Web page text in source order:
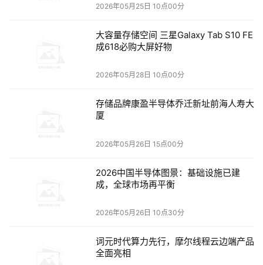
失。准CDP是指接近持续数据保护，数据备份存在延时，也
求以及灾备策略的不一样，CDP技术方案选择有很大自主
势将是以真CDP为主。 在市场方面，真CDP技术方案的厂
在不影响主要数据运行的前提下，将变化的数据实时复制到
灾备中心的同时也将数据的任何变化以日志方式记录下来，
实现对数据变化的可回溯性；也可在任何情况下依据数据变
到异常点之前。 在专业的灾备领域，CDP技术的应用不仅
仅是为了防止勒索病毒对数据的加密，还要防止人为误操
作、系统崩溃、系统升级失败等潜在威胁事件的发生。在此
地容灾，对灾备项目的RTO与RPO进行严格的划分。 对于
CDP在RTO与RPO两个重要灾备考核指标的表现，业界一直
2026年05月25日 10点00分
大容量存储空间 三星Galaxy Tab S10 FE
成618必购大屏好物
2026年05月28日 10点00分
存储品牌康盈半导体乔迁新址前海人寿大
厦
2026年05月26日 15点00分
2026中国半导体图景：基础设施已建
成，全球市场再平衡
2026年05月26日 10点30分
词元时代算力先行，摩尔线程云边端产品
全面亮相